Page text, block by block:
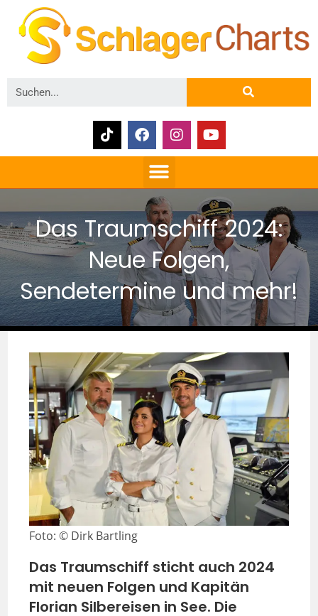
Das Traumschiff 2024:
Neue Folgen,
Sendetermine und mehr!
Foto: © Dirk Bartling
Das Traumschiff sticht auch 2024
mit neuen Folgen und Kapitän
Florian Silbereisen in See. Die